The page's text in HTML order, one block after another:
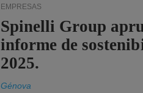
EMPRESAS
Spinelli Group
informe de
2025.
Génova